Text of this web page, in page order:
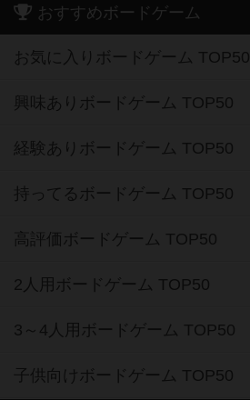
おすすめボードゲーム
お気に入りボードゲーム TOP50
興味ありボードゲーム TOP50
経験ありボードゲーム TOP50
持ってるボードゲーム TOP50
高評価ボードゲーム TOP50
2人用ボードゲーム TOP50
3～4人用ボードゲーム TOP50
子供向けボードゲーム TOP50